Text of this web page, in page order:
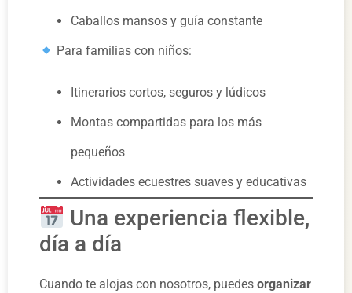
Caballos mansos y guía constante
Para familias con niños:
Itinerarios cortos, seguros y lúdicos
Montas compartidas para los más
pequeños
Actividades ecuestres suaves y educativas
Una experiencia flexible,
día a día
Cuando te alojas con nosotros, puedes organizar